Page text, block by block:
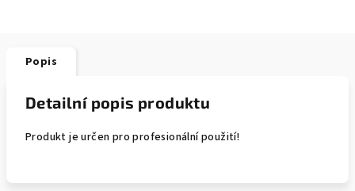
Popis
Detailní popis produktu
Produkt je určen pro profesionální použití!